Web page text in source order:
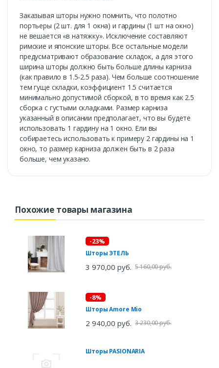
Заказывая шторы нужно помнить, что полотно
портьеры (2 шт. для 1 окна) и гардины (1 шт на окно)
не вешается «в натяжку». Исключение составляют
римские и японские шторы. Все остальные модели
предусматривают образование складок, а для этого
ширина шторы должно быть больше длины карниза
(как правило в 1.5-2.5 раза). Чем больше соотношение
тем гуще складки, коэффициент 1.5 считается
минимально допустимой сборкой, в то время как 2.5
сборка с густыми складками. Размер карниза
указанный в описании предполагает, что вы будете
использовать 1 гардину на 1 окно. Ели вы
собираетесь использовать к примеру 2 гардины на 1
окно, то размер карниза должен быть в 2 раза
больше, чем указано.
Похожие товары магазина
-23%
Шторы ЭТЕЛЬ
3 970,00 руб. 5 160,00 руб.
-8%
Шторы Amore Mio
2 940,00 руб. 3 230,00 руб.
Шторы PASIONARIA